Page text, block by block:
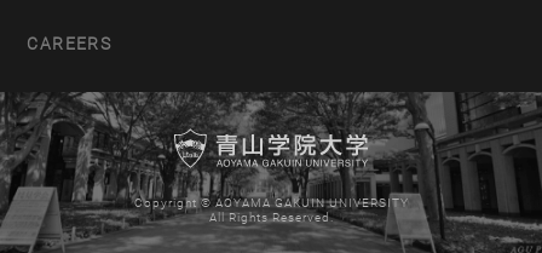
CAREERS
Copyright © AOYAMA GAKUIN UNIVERSITY
All Rights Reserved.